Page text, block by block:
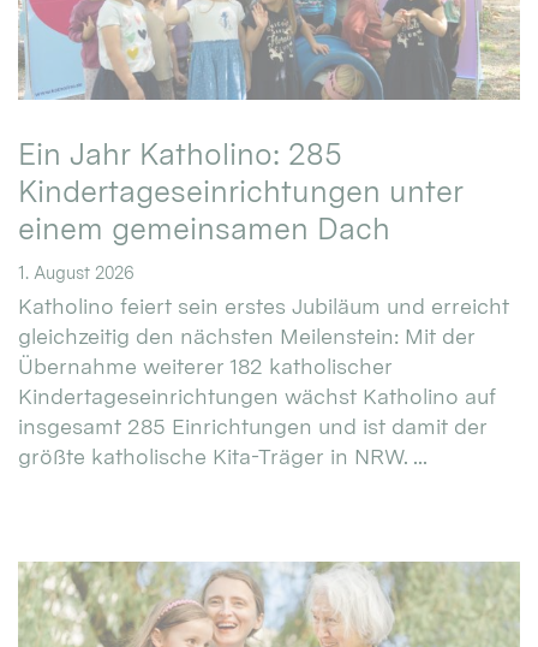
Ein Jahr Katholino: 285
Kindertageseinrichtungen unter
einem gemeinsamen Dach
1. August 2026
Katholino feiert sein erstes Jubiläum und erreicht
gleichzeitig den nächsten Meilenstein: Mit der
Übernahme weiterer 182 katholischer
Kindertageseinrichtungen wächst Katholino auf
insgesamt 285 Einrichtungen und ist damit der
größte katholische Kita-Träger in NRW. ...